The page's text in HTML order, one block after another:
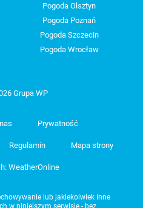
Pogoda Olsztyn
Pogoda Poznań
Pogoda Szczecin
Pogoda Wrocław
Grupa WP
Prywatność
Regulamin Mapa strony
WeatherOnline
lub jakiekolwiek inne
w niniejszym serwisie - bez